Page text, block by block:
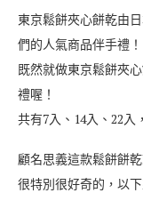
東京鬆餅夾心餅乾由
們的人氣商品伴手禮！
既然就做東京鬆餅夾
禮喔！
共有7入、14入、22入
顧名思義這款鬆餅餅
很特別很好奇的，以下